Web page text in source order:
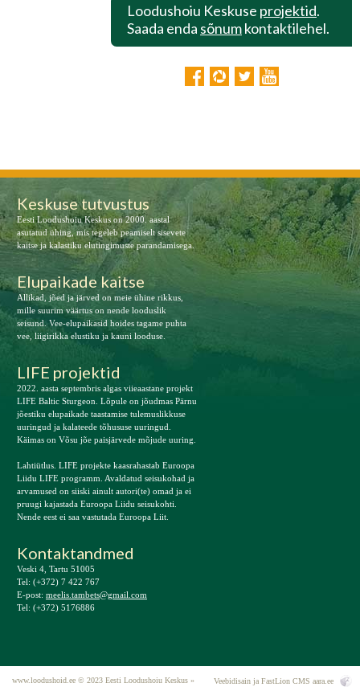
Loodushoiu Keskuse projektid.
Saada enda sõnumkontaktilehel.
Keskuse tutvustus
Eesti Loodushoiu Keskus on 2000. aastal
asutatud ühing, mis tegeleb peamiselt sisevete
kaitse ja kalastiku elutingimuste parandamisega.
Elupaikade kaitse
Allikad, jõed ja järved on meie ühine rikkus,
mille suurim väärtus on nende looduslik
seisund. Vee-elupaikasid hoides tagame puhta
vee, liigirikka elustiku ja kauni looduse.
LIFE projektid
2022. aasta septembris algas viieaastane projekt
LIFE Baltic Sturgeon. Lõpule on jõudmas Pärnu
jõestiku elupaikade taastamise tulemuslikkuse
uuringud ja kalateede tõhususe uuringud.
Käimas on Võsu jõe paisjärvede mõjude uuring.
Lahtiütlus. LIFE projekte kaasrahastab Euroopa
Liidu LIFE programm. Avaldatud seisukohad ja
arvamused on siiski ainult autori(te) omad ja ei
pruugi kajastada Euroopa Liidu seisukohti.
Nende eest ei saa vastutada Euroopa Liit.
Kontaktandmed
Veski 4, Tartu 51005
Tel: (+372) 7 422 767
E-post: meelis.tambets@gmail.com
Tel: (+372) 5176886
Veebidisain ja FastLion CMS aara.ee
www.loodushoid.ee © 2023 Eesti Loodushoiu Keskus »